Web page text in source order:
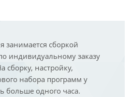
занимается сборкой
индивидуальному заказу
сборку, настройку,
набора программ у
больше одного часа.